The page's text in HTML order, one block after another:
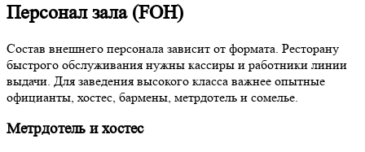
Персонал зала (FOH)
Состав внешнего персонала зависит от формата. Ресторану
быстрого обслуживания нужны кассиры и работники линии
выдачи. Для заведения высокого класса важнее опытные
официанты, хостес, бармены, метрдотель и сомелье.
Метрдотель и хостес